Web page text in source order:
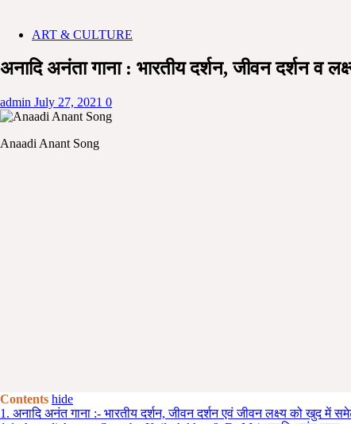
ART & CULTURE
अनादि अनंता गाना : भारतीय दर्शन, जीवन
admin July 27, 2021 0
Anaadi Anant Song
Contents hide
1. अनादि अनंत गाना :- भारतीय दर्शन, जीवन दर्शन एवं जीवन लक्ष्य को खुद